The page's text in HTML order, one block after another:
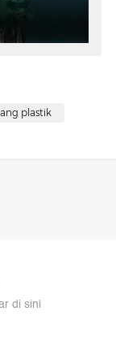
plastik
di sini